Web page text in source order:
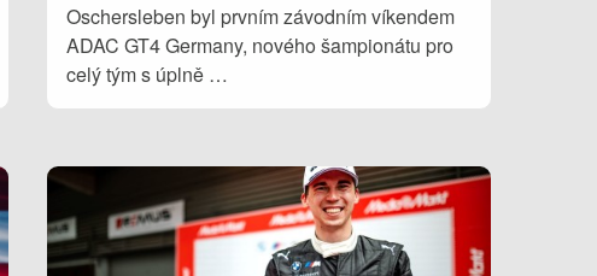
Oschersleben byl prvním závodním víkendem
ADAC GT4 Germany, nového šampionátu pro
celý tým s úplně …